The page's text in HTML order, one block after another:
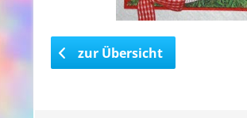
zur Übersicht